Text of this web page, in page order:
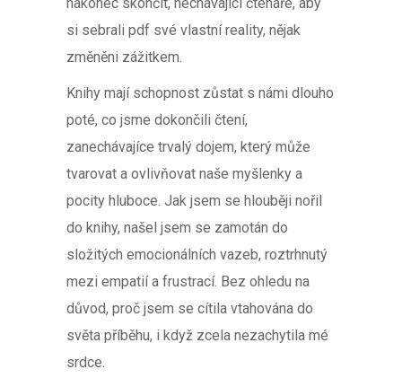
si sebrali pdf své vlastní reality, nějak
změněni zážitkem.
Knihy mají schopnost zůstat s námi dlouho
poté, co jsme dokončili čtení,
zanechávajíce trvalý dojem, který může
tvarovat a ovlivňovat naše myšlenky a
pocity hluboce. Jak jsem se hlouběji nořil
do knihy, našel jsem se zamotán do
složitých emocionálních vazeb, roztrhnutý
mezi empatií a frustrací. Bez ohledu na
důvod, proč jsem se cítila vtahována do
světa příběhu, i když zcela nezachytila mé
srdce.